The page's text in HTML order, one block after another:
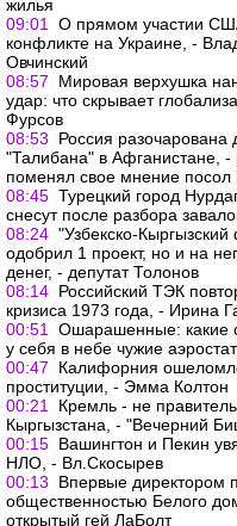
жилья
09:01
О прямом участии
конфликте на Украине, -
Овчинский
08:57
Мировая верхушка
удар: что скрывает
Фурсов
08:53
Россия разочарована
"Талибана" в Афганистане, -
поменял свое мнение посол
08:45 Турецкий город
снесут после разбора
08:24 "Узбекско-
одобрил 1 проект, но и на
денег, - депутат Толонов
08:14 Российский ТЭК
кризиса 1973 года, - Ирина
00:51
Ошарашенные: какие
у себя в небе чужие
00:47
Калифорния
проституции, - Эмма Колтон
00:21
Кремль - не
Кыргызстана, - "Вечерний
00:15 Вашингтон и Пекин
НЛО, - Вл.Скосырев
00:13
Впервые директором
общественностью Белого
открытый гей ЛаБолт